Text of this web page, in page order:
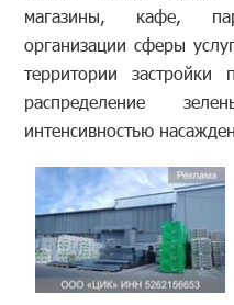
магазины, кафе,
организации сферы
территории застройки
распределение
интенсивностью